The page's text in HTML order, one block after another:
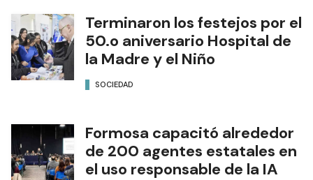
Terminaron los festejos por el
50.o aniversario Hospital de
la Madre y el Niño
SOCIEDAD
Formosa capacitó alrededor
de 200 agentes estatales en
el uso responsable de la IA